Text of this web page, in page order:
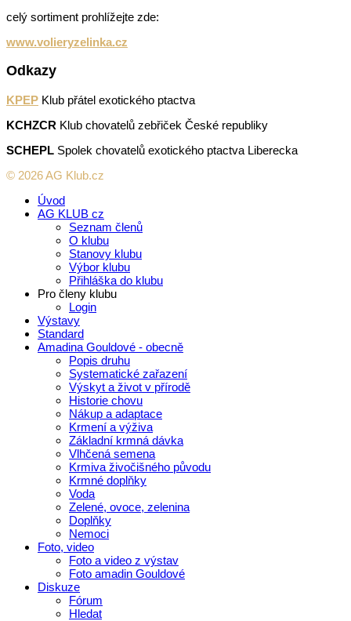
celý sortiment prohlížejte zde:
www.volieryzelinka.cz
Odkazy
KPEP Klub přátel exotického ptactva
KCHZCR Klub chovatelů zebřiček České republiky
SCHEPL Spolek chovatelů exotického ptactva Liberecka
© 2026 AG Klub.cz
Úvod
AG KLUB cz
Seznam členů
O klubu
Stanovy klubu
Výbor klubu
Přihláška do klubu
Pro členy klubu
Login
Výstavy
Standard
Amadina Gouldové - obecně
Popis druhu
Systematické zařazení
Výskyt a život v přírodě
Historie chovu
Nákup a adaptace
Krmení a výživa
Základní krmná dávka
Vlhčená semena
Krmiva živočišného původu
Krmné doplňky
Voda
Zelené, ovoce, zelenina
Doplňky
Nemoci
Foto, video
Foto a video z výstav
Foto amadin Gouldové
Diskuze
Fórum
Hledat